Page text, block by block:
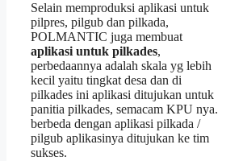
Selain memproduksi aplikasi untuk
pilpres, pilgub dan pilkada,
POLMANTIC juga membuat
aplikasi untuk pilkades,
perbedaannya adalah skala yg lebih
kecil yaitu tingkat desa dan di
pilkades ini aplikasi ditujukan untuk
panitia pilkades, semacam KPU nya.
berbeda dengan aplikasi pilkada /
pilgub aplikasinya ditujukan ke tim
sukses.